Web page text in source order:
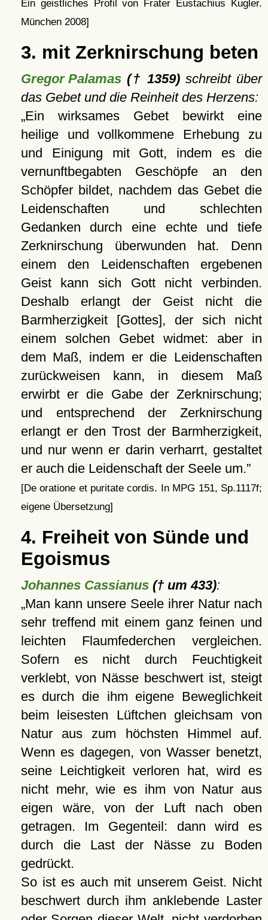
Ein geistliches Profil von Frater Eustachius Kugler.
München 2008]
3. mit Zerknirschung beten
Gregor Palamas(† 1359)schreibt über
das Gebet und die Reinheit des Herzens:
Ein wirksames Gebet bewirkt eine
heilige und vollkommene Erhebung zu
und Einigung mit Gott, indem es die
vernunftbegabten Geschöpfe an den
Schöpfer bildet, nachdem das Gebet die
Leidenschaften und schlechten
Gedanken durch eine echte und tiefe
Zerknirschung überwunden hat. Denn
einem den Leidenschaften ergebenen
Geist kann sich Gott nicht verbinden.
Deshalb erlangt der Geist nicht die
Barmherzigkeit [Gottes], der sich nicht
einem solchen Gebet widmet: aber in
dem Maß, indem er die Leidenschaften
zurückweisen kann, in diesem Maß
erwirbt er die Gabe der Zerknirschung;
und entsprechend der Zerknirschung
erlangt er den Trost der Barmherzigkeit,
und nur wenn er darin verharrt, gestaltet
er auch die Leidenschaft der Seele um.
[De oratione et puritate cordis. In MPG 151, Sp.1117f;
eigene Übersetzung]
4. Freiheit von Sünde und
Egoismus
Johannes Cassianus(† um 433):
Man kann unsere Seele ihrer Natur nach
sehr treffend mit einem ganz feinen und
leichten Flaumfederchen vergleichen.
Sofern es nicht durch Feuchtigkeit
verklebt, von Nässe beschwert ist, steigt
es durch die ihm eigene Beweglichkeit
beim leisesten Lüftchen gleichsam von
Natur aus zum höchsten Himmel auf.
Wenn es dagegen, von Wasser benetzt,
seine Leichtigkeit verloren hat, wird es
nicht mehr, wie es ihm von Natur aus
eigen wäre, von der Luft nach oben
getragen. Im Gegenteil: dann wird es
durch die Last der Nässe zu Boden
gedrückt.
So ist es auch mit unserem Geist. Nicht
beschwert durch ihm anklebende Laster